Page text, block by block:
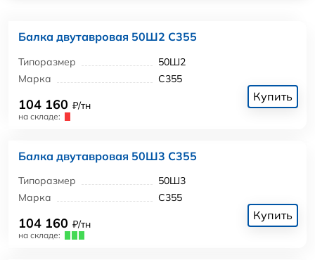
Балка двутавровая 50Ш2 С355
Типоразмер
50Ш2
Марка
С355
104 160 ₽/тн
на складе:
Купить
Балка двутавровая 50Ш3 С355
Типоразмер
50Ш3
Марка
С355
104 160 ₽/тн
на складе:
Купить